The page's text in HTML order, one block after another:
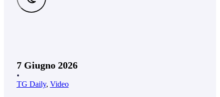
7 Giugno 2026
•
TG Daily, Video